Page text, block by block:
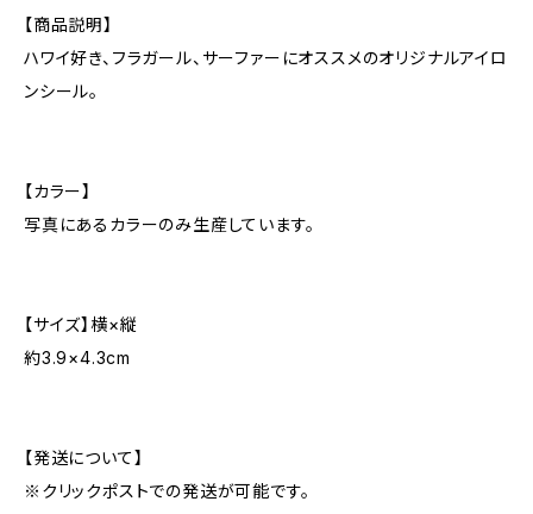
【商品説明】
ハワイ好き、フラガール、サーファーにオススメのオリジナルアイロ
ンシール。
【カラー】
写真にあるカラーのみ生産しています。
【サイズ】横×縦
約3.9×4.3cm
【発送について】
※クリックポストでの発送が可能です。